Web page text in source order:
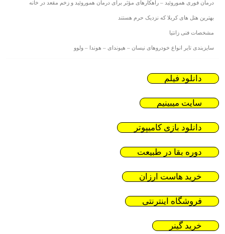
درمان فوری هموروئید – راهکارهای مؤثر برای درمان هموروئید و زخم مقعد در خانه
بهترین هتل های کربلا که نزدیک حرم هستند
مشخصات فنی زانتیا
سایزبندی تایر انواع خودروهای نیسان – هیوندای – هوندا – ولوو
دانلود فیلم
سایت میبینیم
دانلود بازی کامیپوتر
دوره بقا در طبیعت
خرید هاست ارزان
فروشگاه اینترنتی
خرید گینر